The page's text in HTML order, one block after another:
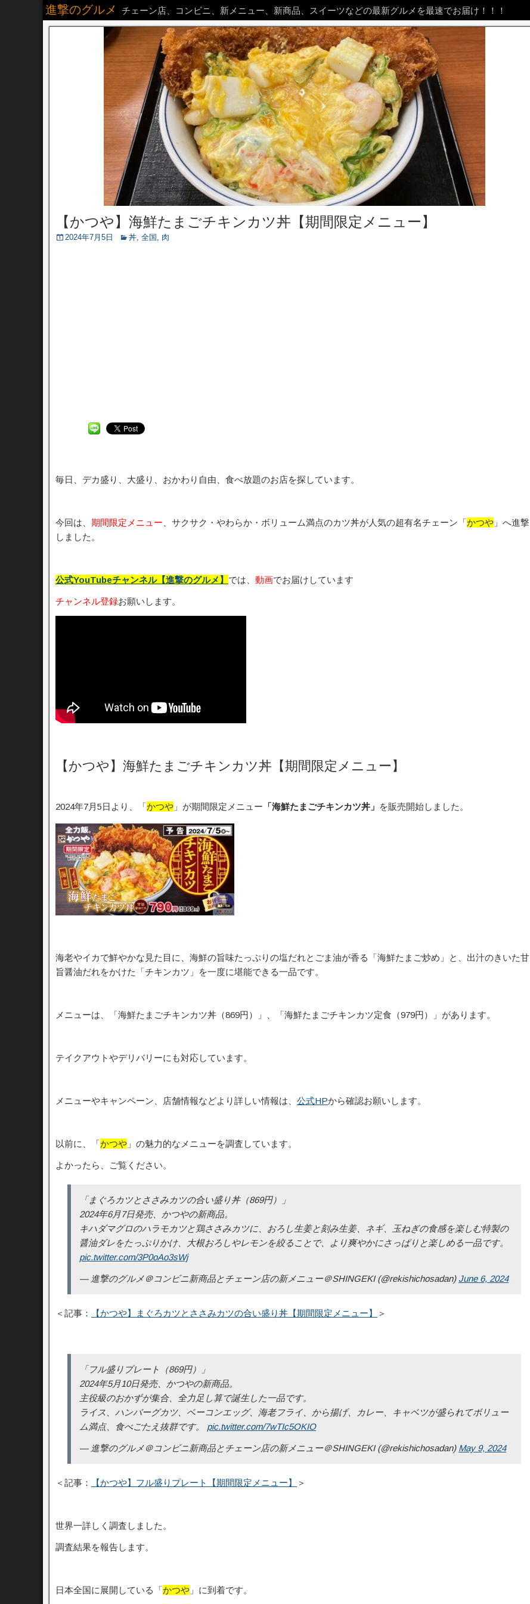
進撃のグルメ チェーン店、コンビニ、新メニュー、新商品、スイーツなどの最新グルメを最速でお届け！！！
【かつや】海鮮たまごチキンカツ丼【期間限定メニュー】
2024年7月5日 丼, 全国 , 肉
毎日、デカ盛り、大盛り、おかわり自由、食べ放題のお店を探しています。
今回は、 期間限定メニュー 、サクサク・やわらか・ボリューム満点のカツ丼が人気の超有名チェーン「かつや 」へ進撃
しました。
公式YouTubeチャンネル【進撃のグルメ】 では、 動画でお届けしています
チャンネル登録お願いします。
【かつや】海鮮たまごチキンカツ丼【期間限定メニュー】
2024年7月5日より、「かつや 」が期間限定メニュー 「海鮮たまごチキンカツ丼」 を販売開始しました。
海老やイカで鮮やかな見た目に、海鮮の旨味たっぷりの塩だれとごま油が香る「海鮮たまご炒め」と、出汁のきいた甘
旨醤油だれをかけた「チキンカツ」を一度に堪能できる一品です。
メニューは、「海鮮たまごチキンカツ丼（869円）」、「海鮮たまごチキンカツ定食（979円）」があります。
テイクアウトやデリバリーにも対応しています。
メニューやキャンペーン、店舗情報などより詳しい情報は、 公式HPから確認お願いします。
以前に、「かつや 」の魅力的なメニューを調査しています。
よかったら、ご覧ください。
「まぐろカツとささみカツの合い盛り丼（869円）」
2024年6月7日発売、かつやの新商品。
キハダマグロのハラモカツと鶏ささみカツに、おろし生姜と刻み生姜、ネギ、玉ねぎの食感を楽しむ特製の
醤油ダレをたっぷりかけ、大根おろしやレモンを絞ることで、より爽やかにさっぱりと楽しめる一品です。
pic.twitter.com/3P0oAo3sWj
— 進撃のグルメ＠コンビニ新商品とチェーン店の新メニュー＠SHINGEKI (@rekishichosadan) June 6, 2024
＜記事： 【かつや】まぐろカツとささみカツの合い盛り丼【期間限定メニュー】 ＞
「フル盛りプレート（869円）」
2024年5月10日発売、かつやの新商品。
主役級のおかずが集合、全力足し算で誕生した一品です。
ライス、ハンバーグカツ、ベーコンエッグ、海老フライ、から揚げ、カレー、キャベツが盛られてボリュー
ム満点、食べごたえ抜群です。 pic.twitter.com/7wTIc5OKIO
— 進撃のグルメ＠コンビニ新商品とチェーン店の新メニュー＠SHINGEKI (@rekishichosadan) May 9, 2024
＜記事： 【かつや】フル盛りプレート【期間限定メニュー】 ＞
世界一詳しく調査しました。
調査結果を報告します。
日本全国に展開している「かつや 」に到着です。